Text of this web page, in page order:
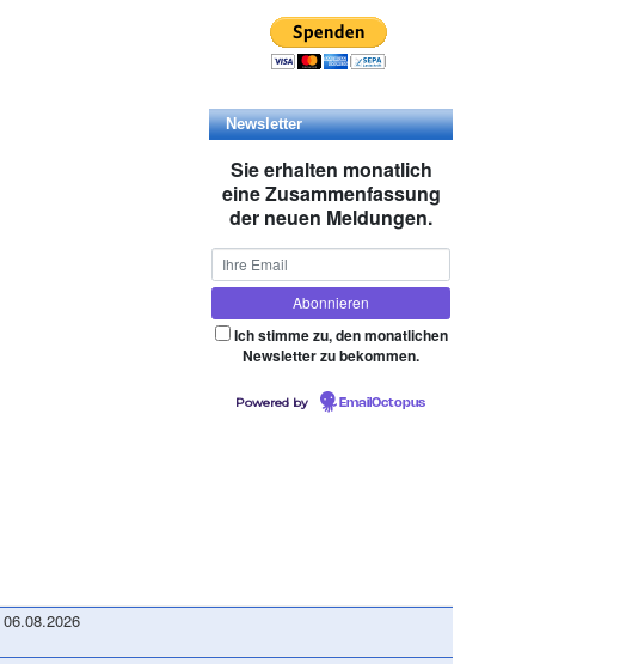
Newsletter
Sie erhalten monatlich
eine Zusammenfassung
der neuen Meldungen.
Ich stimme zu, den monatlichen
Newsletter zu bekommen.
Powered by EmailOctopus
06.08.2026